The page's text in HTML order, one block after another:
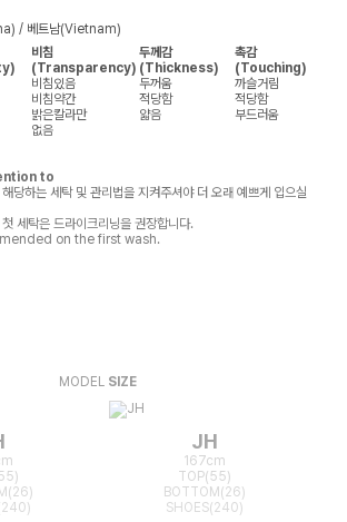
/ 베트남(Vietnam)
비침
(Transparency)
두께감
(Thickness)
촉감
(Touching)
비침있음 두꺼움
까슬거림
비침약간 적당함
적당함
밝은칼라만 얇음
부드러움
없음
to
당하는 세탁 및 관리법을 지켜주셔야 더 오래 예쁘게 입으실
세탁은 드라이크리닝을 권장합니다.
on the first wash.
MODEL SIZE
JH
167cm
TOP(55)
BOTTOM(26)
SHOES(240)